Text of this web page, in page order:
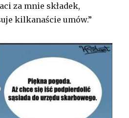
za mnie składek,
kilkanaście umów.”